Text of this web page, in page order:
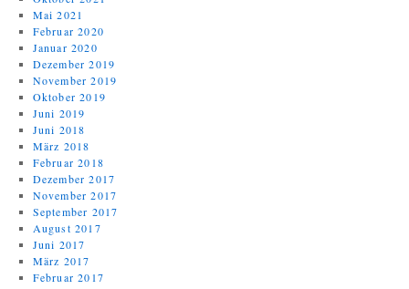
Mai 2021
Februar 2020
Januar 2020
Dezember 2019
November 2019
Oktober 2019
Juni 2019
Juni 2018
März 2018
Februar 2018
Dezember 2017
November 2017
September 2017
August 2017
Juni 2017
März 2017
Februar 2017